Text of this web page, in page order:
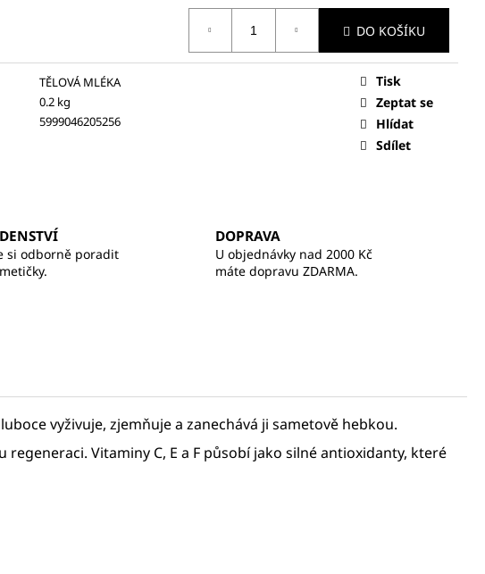
DO KOŠÍKU
TĚLOVÁ MLÉKA
0.2 kg
5999046205256
Tisk
Zeptat se
Hlídat
Sdílet
si odborně poradit
DOPRAVA
U objednávky nad 2000 Kč
máte dopravu ZDARMA.
vyživuje, zjemňuje a zanechává ji sametově hebkou.
Vitaminy C, E a F působí jako silné antioxidanty, které